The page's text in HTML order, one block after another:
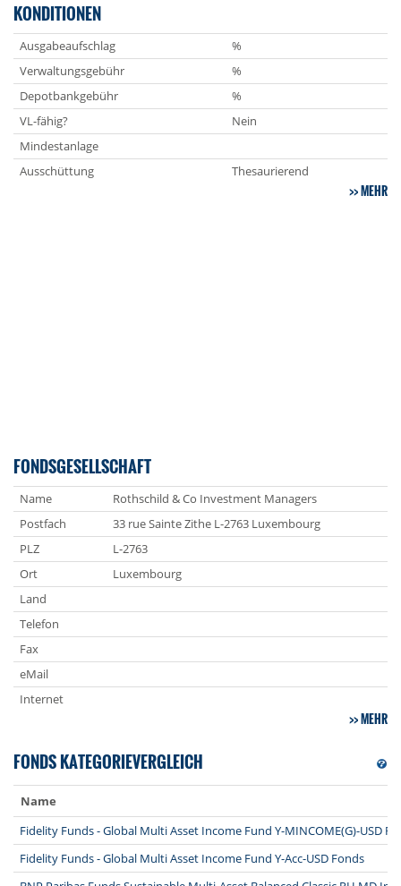
KONDITIONEN
Ausgabeaufschlag
%
Verwaltungsgebühr
%
Depotbankgebühr
%
VL-fähig?
Nein
Mindestanlage
Ausschüttung
Thesaurierend
MEHR
FONDSGESELLSCHAFT
Name
Rothschild & Co Investment Managers
Postfach
33 rue Sainte Zithe L-2763 Luxembourg
PLZ
L-2763
Ort
Luxembourg
Land
Telefon
Fax
eMail
Internet
MEHR
FONDS KATEGORIEVERGLEICH
Name
Fidelity Funds - Global Multi Asset Income Fund Y-MINCOME(G)-USD
Fidelity Funds - Global Multi Asset Income Fund Y-Acc-USD Fonds